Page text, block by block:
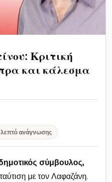
Κριτική
και κάλεσμα
λεπτό ανάγνωσης
σύμβουλος,
με τον Λαφαζάνη.